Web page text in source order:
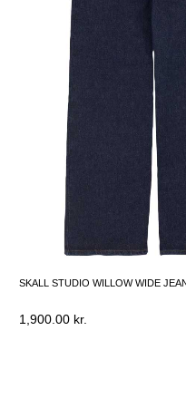
SKALL STUDIO WILLOW WIDE
1,900.00 kr.